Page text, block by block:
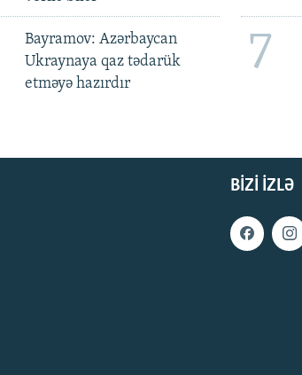
Bayramov: Azərbaycan
Ukraynaya qaz tədarük
etməyə hazırdır
7
BIZI IZLƏ